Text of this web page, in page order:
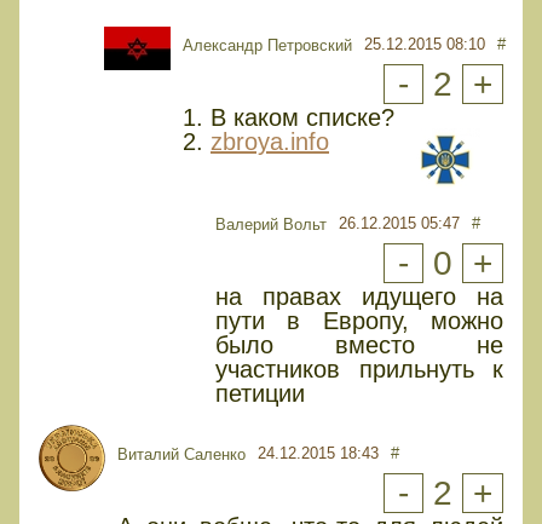
Александр Петровский 25.12.2015 08:10 #
- 2 +
1. В каком списке?
2. zbroya.info
Валерий Вольт 26.12.2015 05:47 #
- 0 +
на правах идущего на
пути в Европу, можно
было вместо не
участников прильнуть к
петиции
Виталий Саленко 24.12.2015 18:43 #
- 2 +